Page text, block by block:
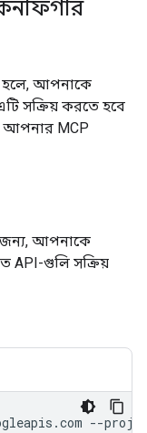
হলে, আপনাকে
সক্রিয় করতে হবে
আপনার MCP
জন্য, আপনাকে
API-গুলি সক্রিয়
--